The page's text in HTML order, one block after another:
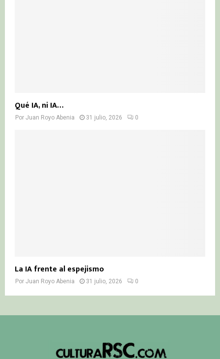
Qué IA, ni IA…
Por Juan Royo Abenia 31 julio, 2026 0
La IA frente al espejismo
Por Juan Royo Abenia 31 julio, 2026 0